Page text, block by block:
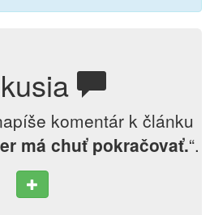
komentár k článku
má chuť pokračovať.“.